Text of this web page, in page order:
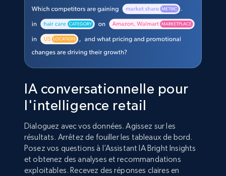
IA conversationnelle pour
l'intelligence retail
Dialoguez avec vos données. Agissez sur les
résultats. Arrêtez de fouiller les tableaux de bord.
Posez vos questions à l’Assistant IA Bright Insights
et obtenez des analyses et recommandations
exploitables. Recevez des réponses claires en